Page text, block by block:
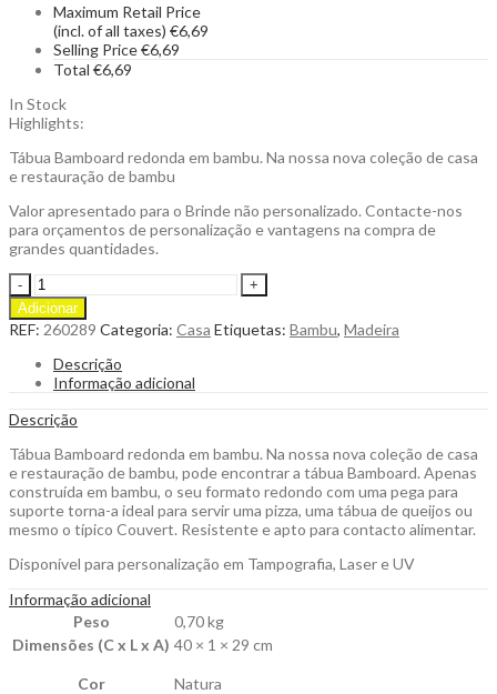
Maximum Retail Price
(incl. of all taxes) €6,69
Selling Price€6,69
Total €6,69
In Stock
Highlights:
Tábua Bamboard redonda em bambu. Na nossa nova coleção de casa
e restauração de bambu
Valor apresentado para o Brinde não personalizado. Contacte-nos
para orçamentos de personalização e vantagens na compra de
grandes quantidades.
Tábua
Bamboard
Redonda
em
Bambu
para
personalizar
quantity
Adicionar
REF: 260289 Categoria: Casa Etiquetas: Bambu, Madeira
Descrição
Informação adicional
Descrição
Tábua Bamboard redonda em bambu. Na nossa nova coleção de casa
e restauração de bambu, pode encontrar a tábua Bamboard. Apenas
construída em bambu, o seu formato redondo com uma pega para
suporte torna-a ideal para servir uma pizza, uma tábua de queijos ou
mesmo o típico Couvert. Resistente e apto para contacto alimentar.
Disponível para personalização em Tampografia, Laser e UV
Informação adicional
Peso
0,70 kg
Dimensões (C x L x A) 40 × 1 × 29 cm
Cor Natura